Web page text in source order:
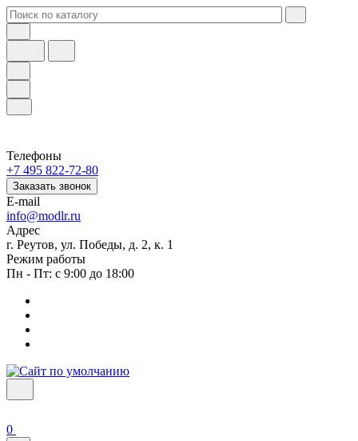
Телефоны
+7 495 822-72-80
Заказать звонок
E-mail
info@modlr.ru
Адрес
г. Реутов, ул. Победы, д. 2, к. 1
Режим работы
Пн - Пт: с 9:00 до 18:00
0